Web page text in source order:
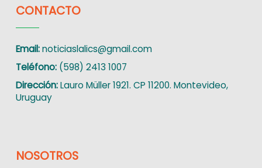
CONTACTO
Email:noticiaslalics@gmail.com
Teléfono: (598) 2413 1007
Dirección:Lauro Müller 1921. CP 11200. Montevideo,
Uruguay
NOSOTROS